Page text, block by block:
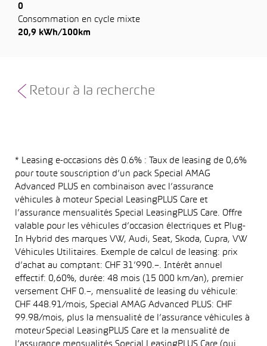
0
Consommation en cycle mixte
20,9 kWh/100km
Retour à la recherche
* Leasing e-occasions dès 0.6% : Taux de leasing de 0,6%
pour toute souscription d’un pack Special AMAG
Advanced PLUS en combinaison avec l’assurance
véhicules à moteur Special LeasingPLUS Care et
l’assurance mensualités Special LeasingPLUS Care. Offre
valable pour les véhicules d’occasion électriques et Plug-
In Hybrid des marques VW, Audi, Seat, Skoda, Cupra, VW
Véhicules Utilitaires. Exemple de calcul de leasing: prix
d’achat au comptant: CHF 31’990.–. Intérêt annuel
effectif: 0,60%, durée: 48 mois (15 000 km/an), premier
versement CHF 0.–, mensualité de leasing du véhicule:
CHF 448.91/mois, Special AMAG Advanced PLUS: CHF
99.98/mois, plus la mensualité de l’assurance véhicules à
moteur Special LeasingPLUS Care et la mensualité de
l’assurance mensualités Special LeasingPLUS Care (qui